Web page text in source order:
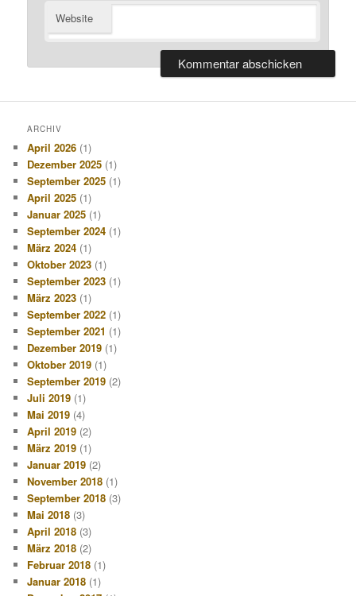
Website
ARCHIV
April 2026 (1)
Dezember 2025 (1)
September 2025 (1)
April 2025 (1)
Januar 2025 (1)
September 2024 (1)
März 2024 (1)
Oktober 2023 (1)
September 2023 (1)
März 2023 (1)
September 2022 (1)
September 2021 (1)
Dezember 2019 (1)
Oktober 2019 (1)
September 2019 (2)
Juli 2019 (1)
Mai 2019 (4)
April 2019 (2)
März 2019 (1)
Januar 2019 (2)
November 2018 (1)
September 2018 (3)
Mai 2018 (3)
April 2018 (3)
März 2018 (2)
Februar 2018 (1)
Januar 2018 (1)